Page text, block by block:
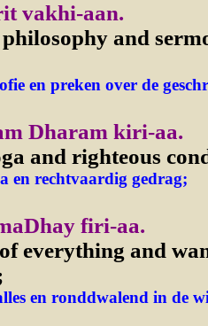
vakhi-aan.
and
en preken over de
Dharam kiri-aa.
and righteous
en rechtvaardig gedrag;
firi-aa.
everything and
en ronddwalend in de